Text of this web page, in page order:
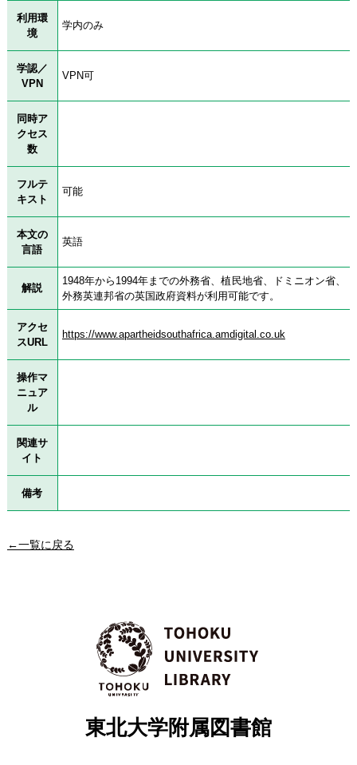
利用環
境
学内のみ
学認／
VPN
VPN可
同時ア
クセス
数
フルテ
キスト
可能
本文の
言語
英語
解説
1948年から1994年までの外務省、植民地省、ドミニオン省、
外務英連邦省の英国政府資料が利用可能です。
アクセ
スURL
https://www.apartheidsouthafrica.amdigital.co.uk
操作マ
ニュア
ル
関連サ
イト
備考
←一覧に戻る
東北大学附属図書館